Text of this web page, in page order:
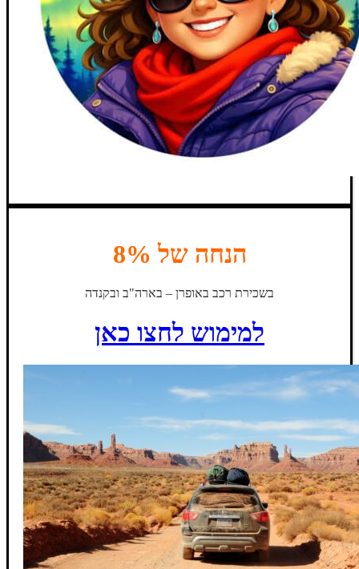
הנחה של 8%
בשכירת רכב באופרן – בארה"ב ובקנדה
למימוש לחצו כאן